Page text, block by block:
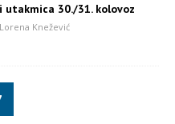
utakmica 30./31. kolovoz
Lorena Knežević